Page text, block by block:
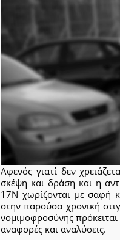
Αφενός γιατί δεν
σκέψη και δράση και η
17Ν χωρίζονται με σαφή
στην παρούσα χρονική
νομιμοφροσύνης
αναφορές και αναλύσεις.